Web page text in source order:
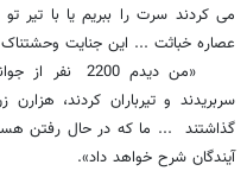
می کردند سرت را ببریم یا با
عصاره خباثت ... این جنایت
«من دیدم
سربریدند و تیرباران کردند،
گذاشتند ... ما که در حال رفتن
آیندگان شرح خواهد داد».